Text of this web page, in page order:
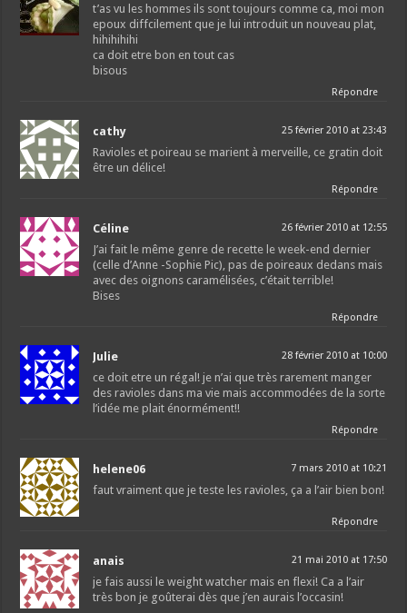
t’as vu les hommes ils sont toujours comme ca, moi mon
epoux diffcilement que je lui introduit un nouveau plat,
hihihihihi
ca doit etre bon en tout cas
bisous
Répondre
cathy 25 février 2010 at 23:43
Ravioles et poireau se marient à merveille, ce gratin doit
être un délice!
Répondre
Céline 26 février 2010 at 12:55
J’ai fait le même genre de recette le week-end dernier
(celle d’Anne -Sophie Pic), pas de poireaux dedans mais
avec des oignons caramélisées, c’était terrible!
Bises
Répondre
Julie 28 février 2010 at 10:00
ce doit etre un régal! je n’ai que très rarement manger
des ravioles dans ma vie mais accommodées de la sorte
l’idée me plait énormément!!
Répondre
helene06 7 mars 2010 at 10:21
faut vraiment que je teste les ravioles, ça a l’air bien bon!
Répondre
anais 21 mai 2010 at 17:50
je fais aussi le weight watcher mais en flexi! Ca a l’air
très bon je goûterai dès que j’en aurais l’occasin!